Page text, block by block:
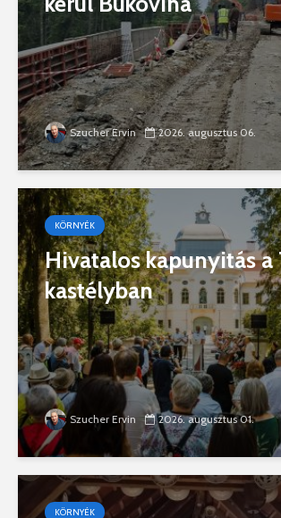
Szucher Ervin 2026. augusztus 06.
KÖRNYÉK
Hivatalos kapunyitás a
kastélyban
Szucher Ervin 2026. augusztus 01.
KÖRNYÉK